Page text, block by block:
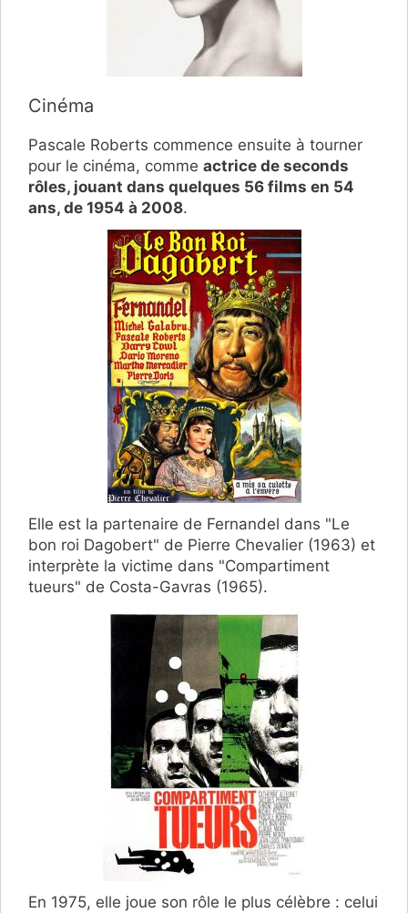
Cinéma
Pascale Roberts commence ensuite à tourner
pour le cinéma, comme actrice de seconds
rôles, jouant dans quelques 56 films en 54
ans, de 1954 à 2008.
Elle est la partenaire de Fernandel dans "Le
bon roi Dagobert" de Pierre Chevalier (1963) et
interprète la victime dans "Compartiment
tueurs" de Costa-Gavras (1965).
En 1975, elle joue son rôle le plus célèbre : celui